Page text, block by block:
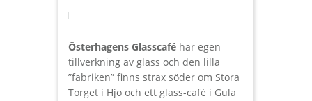
Österhagens Glasscafé har egen
tillverkning av glass och den lilla
”fabriken” finns strax söder om Stora
Torget i Hjo och ett glass-café i Gula